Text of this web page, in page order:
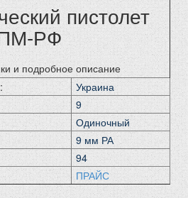
пистолет
РФ
и подробное описание
Украина
9
Одиночный
9 мм РА
94
ПРАЙС